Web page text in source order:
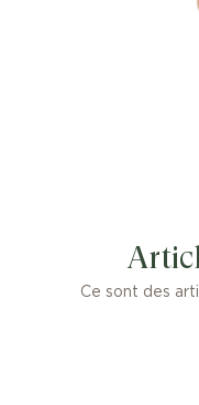
joaillière
le
Ce sont des